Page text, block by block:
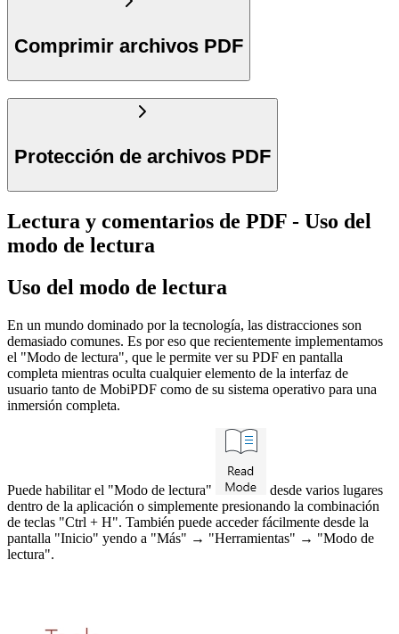
Comprimir archivos PDF
Protección de archivos PDF
Lectura y comentarios de PDF - Uso del
modo de lectura
Uso del modo de lectura
En un mundo dominado por la tecnología, las distracciones son
demasiado comunes. Es por eso que recientemente implementamos
el "Modo de lectura", que le permite ver su PDF en pantalla
completa mientras oculta cualquier elemento de la interfaz de
usuario tanto de MobiPDF como de su sistema operativo para una
inmersión completa.
Puede habilitar el "Modo de lectura"
desde varios lugares
dentro de la aplicación o simplemente presionando la combinación
de teclas "Ctrl + H". También puede acceder fácilmente desde la
pantalla "Inicio" yendo a "Más" → "Herramientas" → "Modo de
lectura".